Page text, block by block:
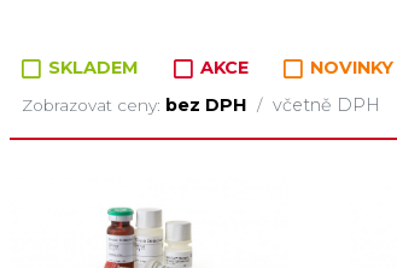
Zboží v kategorii
SKLADEM AKCE NOVINKY
Zobrazovat ceny: bez DPH / včetně DPH